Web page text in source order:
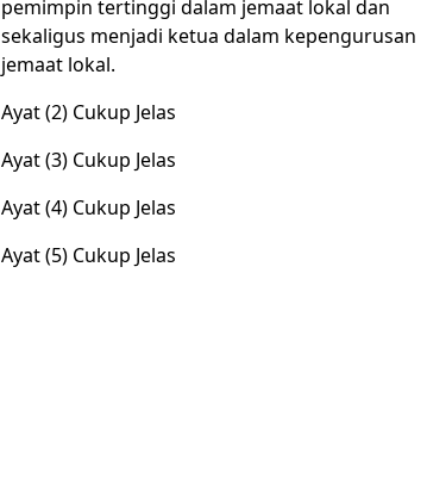
pemimpin tertinggi dalam jemaat lokal dan
sekaligus menjadi ketua dalam kepengurusan
jemaat lokal.
Ayat (2) Cukup Jelas
Ayat (3) Cukup Jelas
Ayat (4) Cukup Jelas
Ayat (5) Cukup Jelas